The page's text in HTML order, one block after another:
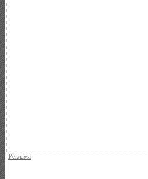
Реклама